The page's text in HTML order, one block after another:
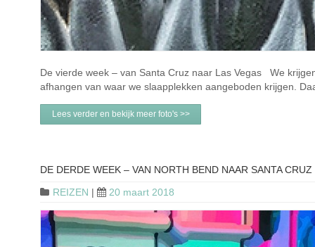
De vierde week – van Santa Cruz naar Las Vegas We
afhangen van waar we slaapplekken aangeboden krijgen.
Lees verder en bekijk meer foto's >>
DE DERDE WEEK – VAN NORTH BEND NAAR SANTA CRUZ
REIZEN | 20 maart 2018